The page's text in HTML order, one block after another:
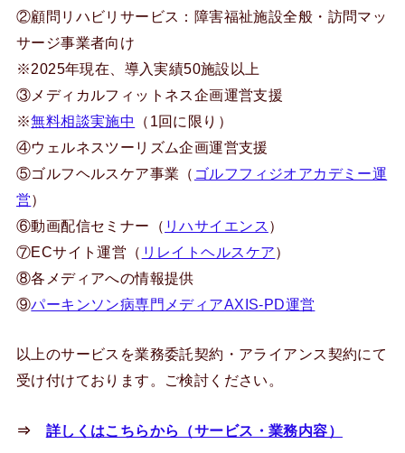
②顧問リハビリサービス：障害福祉施設全般・訪問マッ
サージ事業者向け
※2025年現在、導入実績50施設以上
③メディカルフィットネス企画運営支援
※無料相談実施中
（1回に限り）
④ウェルネスツーリズム企画運営支援
⑤ゴルフヘルスケア事業（ ゴルフフィジオアカデミー運
営）
⑥動画配信セミナー（ リハサイエンス ）
⑦ECサイト運営（ リレイトヘルスケア）
⑧各メディアへの情報提供
⑨パーキンソン病専門メディアAXIS-PD運営
以上のサービスを業務委託契約・アライアンス契約にて
受け付けております。ご検討ください。
⇒ 詳しくはこちらから（サービス・業務内容）